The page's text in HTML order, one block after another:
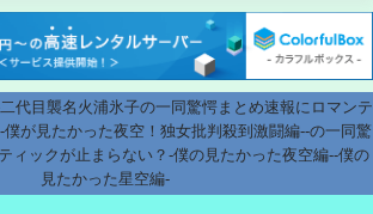
代目襲名火浦氷子の一同驚愕まとめ速報にロマンテ
僕が見たかった夜空！独女批判殺到激闘編--の一同驚
ィックが止まらない？-僕の見たかった夜空編--僕の
見たかった星空編-